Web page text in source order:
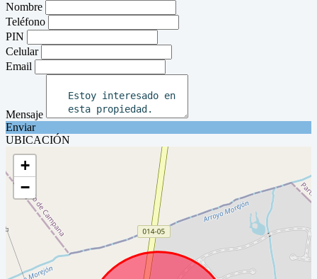
Nombre
Teléfono
PIN
Celular
Email
Mensaje
Enviar
UBICACIÓN
+
−